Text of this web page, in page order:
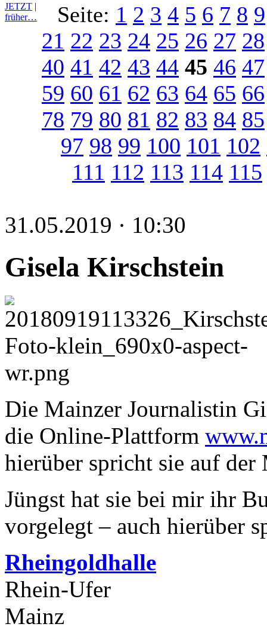
JETZT |
früher…
Seite: 1 2 3 4 5 6 7 8 9
21 22 23 24 25 26 27 28
40 41 42 43 44 45 46 47
59 60 61 62 63 64 65 66
78 79 80 81 82 83 84 85
97 98 99 100 101 102
111 112 113 114 115
31.05.2019 · 10:30
Gisela Kirschstein
Die Mainzer Journalistin
die Online-Plattform
hierüber spricht sie auf der
Jüngst hat sie bei mir ihr
vorgelegt – auch hierüber
Rheingoldhalle
Rhein-Ufer
Mainz